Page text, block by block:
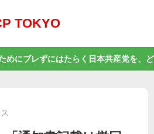
TOKYO
めにブレずにはたらく日本共産党を、